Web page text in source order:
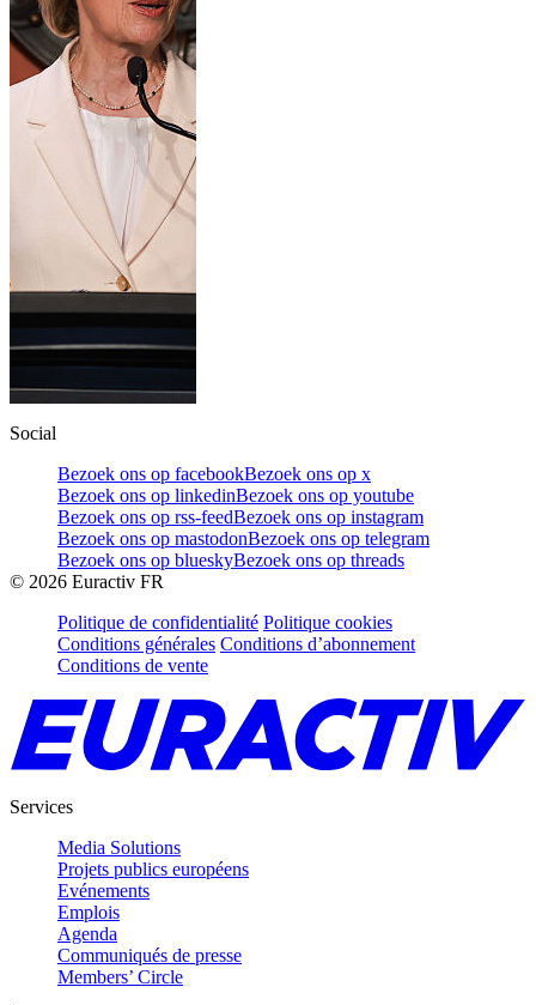
Social
Bezoek ons op facebookBezoek ons op x
Bezoek ons op linkedinBezoek ons op youtube
Bezoek ons op rss-feedBezoek ons op instagram
Bezoek ons op mastodonBezoek ons op telegram
Bezoek ons op blueskyBezoek ons op threads
© 2026 Euractiv FR
Politique de confidentialité Politique cookies
Conditions générales Conditions d’abonnement
Conditions de vente
Services
Media Solutions
Projets publics européens
Evénements
Emplois
Agenda
Communiqués de presse
Members’ Circle